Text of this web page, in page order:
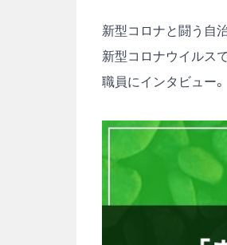
新型コロナと闘う自
新型コロナウイルス
職員にインタビュー。